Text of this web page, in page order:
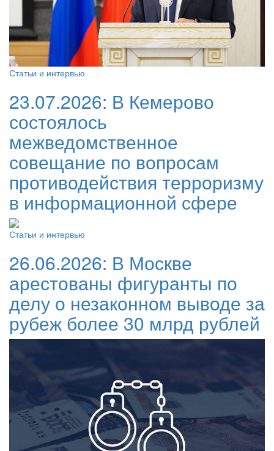
Статьи и интервью
23.07.2026: В Кемерово
состоялось
межведомственное
совещание по вопросам
противодействия терроризму
в информационной сфере
Статьи и интервью
26.06.2026: В Москве
арестованы фигуранты по
делу о незаконном выводе за
рубеж более 30 млрд рублей